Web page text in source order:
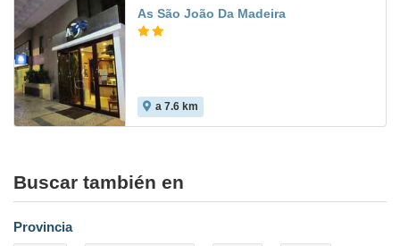
As São João Da Madeira
a 7.6 km
Buscar también en
Provincia